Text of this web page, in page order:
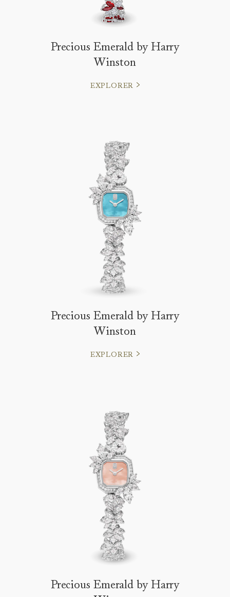
Precious Emerald by Harry
Winston
EXPLORER
Precious Emerald by Harry
Winston
EXPLORER
Precious Emerald by Harry